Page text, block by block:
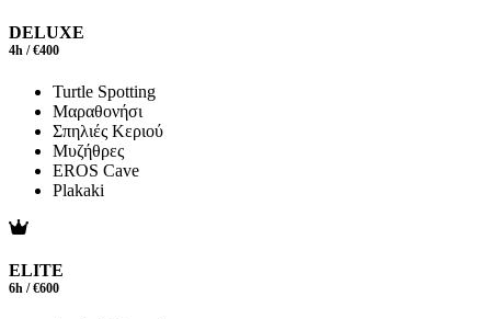
DELUXE
4h / €400
Turtle Spotting
Μαραθονήσι
Σπηλιές Κεριού
Μυζήθρες
EROS Cave
Plakaki
ELITE
6h / €600